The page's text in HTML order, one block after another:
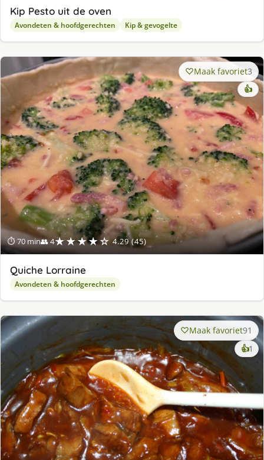
Kip Pesto uit de oven
Avondeten & hoofdgerechten Kip & gevogelte
⏱ 70 min👥 4★★★★☆ 4.29 (45)
Maak favoriet3
👍
Quiche Lorraine
Avondeten & hoofdgerechten
Maak favoriet91
👍1